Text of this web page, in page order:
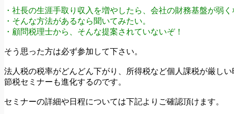
・社長の生涯手取り収入を増やしたら、会社の財務基盤が弱く
・そんな方法があるなら聞いてみたい。
・顧問税理士から、そんな提案されていないぞ！
そう思った方は必ず参加して下さい。
法人税の税率がどんどん下がり、所得税など個人課税が厳しい
節税セミナーも進化するのです。
セミナーの詳細や日程については下記よりご確認頂けます。